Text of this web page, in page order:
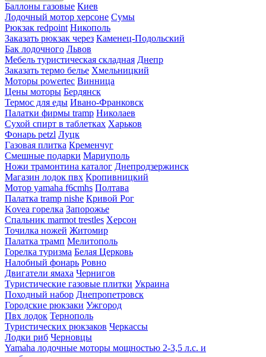
Баллоны газовые Киев
Лодочный мотор херсоне Сумы
Рюкзак redpoint Никополь
Заказать рюкзак через Каменец-Подольский
Бак лодочного Львов
Мебель туристическая складная Днепр
Заказать термо белье Хмельницкий
Моторы powertec Винница
Цены моторы Бердянск
Термос для еды Ивано-Франковск
Палатки фирмы tramp Николаев
Сухой спирт в таблетках Харьков
Фонарь petzl Луцк
Газовая плитка Кременчуг
Смешные подарки Мариуполь
Ножи трамонтина каталог Днепродзержинск
Магазин лодок пвх Кропивницкий
Мотор yamaha f6cmhs Полтава
Палатка tramp nishe Кривой Рог
Kovea горелка Запорожье
Спальник marmot trestles Херсон
Точилка ножей Житомир
Палатка трамп Мелитополь
Горелка туризма Белая Церковь
Налобный фонарь Ровно
Двигатели ямаха Чернигов
Туристические газовые плитки Украина
Походный набор Днепропетровск
Городские рюкзаки Ужгород
Пвх лодок Тернополь
Туристических рюкзаков Черкассы
Лодки риб Черновцы
Yamaha лодочные моторы мощностью 2-3,5 л.с. и